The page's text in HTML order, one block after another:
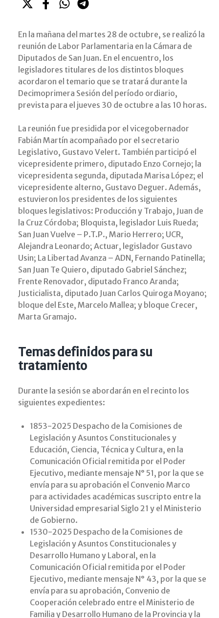
En la mañana del martes 28 de octubre, se realizó la
reunión de Labor Parlamentaria en la Cámara de
Diputados de San Juan. En el encuentro, los
legisladores titulares de los distintos bloques
acordaron el temario que se tratará durante la
Decimoprimera Sesión del período ordiario,
prevista para el jueves 30 de octubre a las 10 horas.
La reunión fue presidida por el vicegobernador
Fabián Martín acompañado por el secretario
Legislativo, Gustavo Velert. También participó el
vicepresidente primero, diputado Enzo Cornejo; la
vicepresidenta segunda, diputada Marisa López; el
vicepresidente alterno, Gustavo Deguer. Además,
estuvieron los presidentes de los siguientes
bloques legislativos: Producción y Trabajo, Juan de
la Cruz Córdoba; Bloquista, legislador Luis Rueda;
San Juan Vuelve – P.T.P., Mario Herrero; UCR,
Alejandra Leonardo; Actuar, legislador Gustavo
Usin; La Libertad Avanza – ADN, Fernando Patinella;
San Juan Te Quiero, diputado Gabriel Sánchez;
Frente Renovador, diputado Franco Aranda;
Justicialista, diputado Juan Carlos Quiroga Moyano;
bloque del Este, Marcelo Mallea; y bloque Crecer,
Marta Gramajo.
Temas definidos para su
tratamiento
Durante la sesión se abordarán en el recinto los
siguientes expedientes:
1853-2025 Despacho de la Comisiones de
Legislación y Asuntos Constitucionales y
Educación, Ciencia, Técnica y Cultura, en la
Comunicación Oficial remitida por el Poder
Ejecutivo, mediante mensaje N° 51, por la que se
envía para su aprobación el Convenio Marco
para actividades académicas suscripto entre la
Universidad empresarial Siglo 21 y el Ministerio
de Gobierno.
1530-2025 Despacho de la Comisiones de
Legislación y Asuntos Constitucionales y
Desarrollo Humano y Laboral, en la
Comunicación Oficial remitida por el Poder
Ejecutivo, mediante mensaje N° 43, por la que se
envía para su aprobación, Convenio de
Cooperación celebrado entre el Ministerio de
Familia y Desarrollo Humano de la Provincia y la